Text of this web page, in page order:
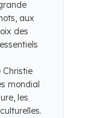
aux
des
Christie
mondial
les